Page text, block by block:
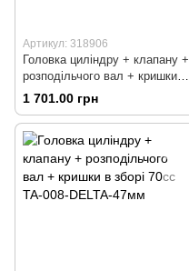
Артикул: 318906
Головка циліндру + клапану +
розподільчого вал + кришки в
зборі 70сс (47мм)
1 701.00 грн